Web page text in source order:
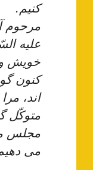
‏كنيم.
مرحوم
عليه
خويش
كنون
اند،
متوكّل
مجلس
مى